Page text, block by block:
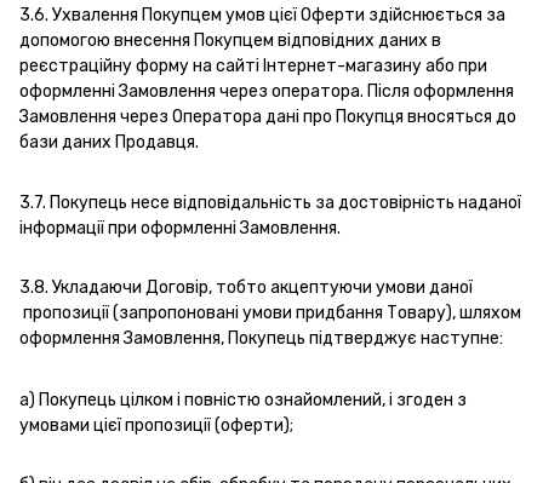
3.6. Ухвалення Покупцем умов цієї Оферти здійснюється за
допомогою внесення Покупцем відповідних даних в
реєстраційну форму на сайті Інтернет-магазину або при
оформленні Замовлення через оператора. Після оформлення
Замовлення через Оператора дані про Покупця вносяться до
бази даних Продавця.
3.7. Покупець несе відповідальність за достовірність наданої
інформації при оформленні Замовлення.
3.8. Укладаючи Договір, тобто акцептуючи умови даної
пропозиції (запропоновані умови придбання Товару), шляхом
оформлення Замовлення, Покупець підтверджує наступне:
а) Покупець цілком і повністю ознайомлений, і згоден з
умовами цієї пропозиції (оферти);